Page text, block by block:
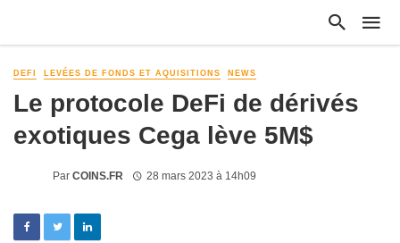
DEFI LEVÉES DE FONDS ET AQUISITIONS NEWS
Le protocole DeFi de dérivés
exotiques Cega lève 5M$
Par COINS.FR 28 mars 2023 à 14h09